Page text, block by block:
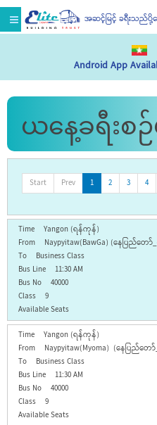
အဆင့်မြင့် ခရီးသည်ပို့
Android App
ယနေ့ခရီးစဉ်
Start Prev 1 2 3 4
Yangon (ရန်ကုန်)
Naypyitaw(BawGa) (နေပြည်တေ
Business Class
11:30 AM
40000
9
Yangon (ရန်ကုန်)
Naypyitaw(Myoma) (နေပြည်တေ
Business Class
11:30 AM
40000
9